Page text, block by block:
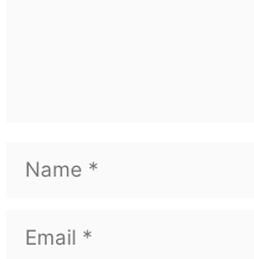
Name
Email